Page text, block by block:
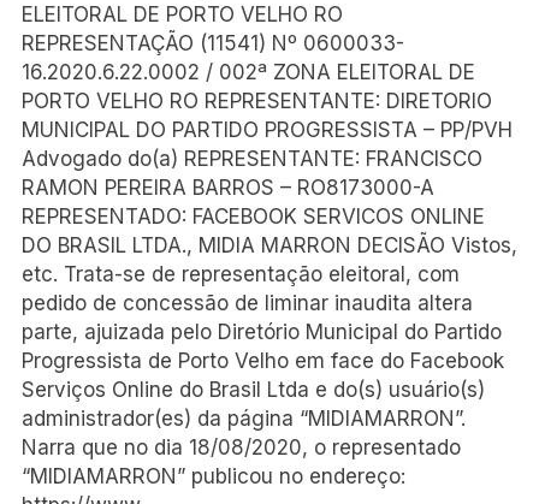
ELEITORAL DE PORTO VELHO RO
REPRESENTAÇÃO (11541) Nº 0600033-
16.2020.6.22.0002 / 002ª ZONA ELEITORAL DE
PORTO VELHO RO REPRESENTANTE: DIRETORIO
MUNICIPAL DO PARTIDO PROGRESSISTA – PP/PVH
Advogado do(a) REPRESENTANTE: FRANCISCO
RAMON PEREIRA BARROS – RO8173000-A
REPRESENTADO: FACEBOOK SERVICOS ONLINE
DO BRASIL LTDA., MIDIA MARRON DECISÃO Vistos,
etc. Trata-se de representação eleitoral, com
pedido de concessão de liminar inaudita altera
parte, ajuizada pelo Diretório Municipal do Partido
Progressista de Porto Velho em face do Facebook
Serviços Online do Brasil Ltda e do(s) usuário(s)
administrador(es) da página “MIDIAMARRON”.
Narra que no dia 18/08/2020, o representado
“MIDIAMARRON” publicou no endereço: